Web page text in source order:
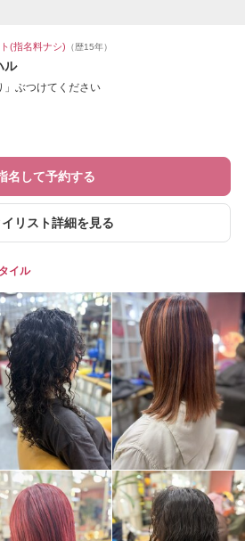
(指名料ナシ) （歴15年）
ル
」ぶつけてください
名して予約する
リスト詳細を見る
イル